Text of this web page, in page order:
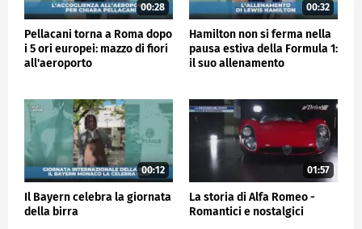
00:28
Pellacani torna a Roma dopo
i 5 ori europei: mazzo di fiori
all'aeroporto
00:32
Hamilton non si ferma nella
pausa estiva della Formula 1:
il suo allenamento
00:12
Il Bayern celebra la giornata
della birra
01:57
La storia di Alfa Romeo -
Romantici e nostalgici